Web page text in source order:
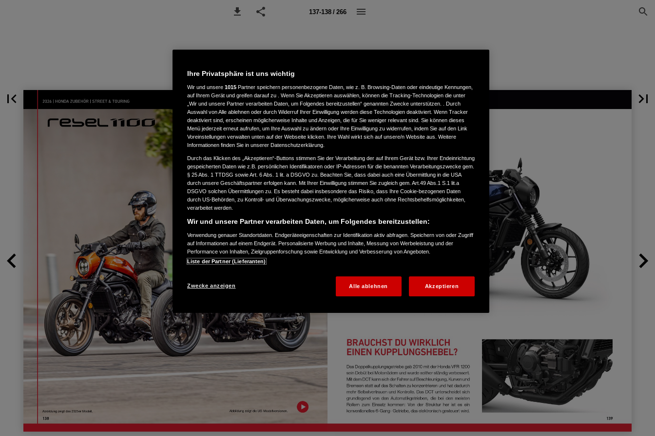
137-138 / 266
Ihre Privatsphäre ist uns wichtig
Wir und unsere 1015 Partner speichern personenbezogene Daten, wie z. B. Browsing-Daten oder eindeutige Kennungen,
auf Ihrem Gerät und greifen darauf zu . Wenn Sie Akzeptieren auswählen, können die Tracking-Technologien die unter
„Wir und unsere Partner verarbeiten Daten, um Folgendes bereitzustellen“ genannten Zwecke unterstützen. . Durch
Auswahl von Alle ablehnen oder durch Widerruf Ihrer Einwilligung werden diese Technologien deaktiviert. Wenn Tracker
deaktiviert sind, erscheinen möglicherweise Inhalte und Anzeigen, die für Sie weniger relevant sind. Sie können dieses
Menü jederzeit erneut aufrufen, um Ihre Auswahl zu ändern oder Ihre Einwilligung zu widerrufen, indem Sie auf den Link
Voreinstellungen verwalten unten auf der Webseite klicken. Ihre Wahl wirkt sich auf unsere/n Website aus. Weitere
Informationen finden Sie in unserer Datenschutzerklärung.
Durch das Klicken des „Akzeptieren“-Buttons stimmen Sie der Verarbeitung der auf Ihrem Gerät bzw. Ihrer Endeinrichtung
gespeicherten Daten wie z.B. persönlichen Identifikatoren oder IP-Adressen für die benannten Verarbeitungszwecke gem.
§ 25 Abs. 1 TTDSG sowie Art. 6 Abs. 1 lit. a DSGVO zu. Beachten Sie, dass dabei auch eine Übermittlung in die USA
durch unsere Geschäftspartner erfolgen kann. Mit Ihrer Einwilligung stimmen Sie zugleich gem. Art.49 Abs.1 S.1 lit.a
DSGVO solchen Übermittlungen zu. Es besteht dabei insbesondere das Risiko, dass Ihre Cookie-bezogenen Daten
durch US-Behörden, zu Kontroll- und Überwachungszwecke, möglicherweise auch ohne Rechtsbehelfsmöglichkeiten,
verarbeitet werden.
Wir und unsere Partner verarbeiten Daten, um Folgendes bereitzustellen:
Verwendung genauer Standortdaten. Endgeräteeigenschaften zur Identifikation aktiv abfragen. Speichern von oder Zugriff
auf Informationen auf einem Endgerät. Personalisierte Werbung und Inhalte, Messung von Werbeleistung und der
Performance von Inhalten, Zielgruppenforschung sowie Entwicklung und Verbesserung von Angeboten.
Liste der Partner (Lieferanten)
Zwecke anzeigen Alle ablehnen Akzeptieren